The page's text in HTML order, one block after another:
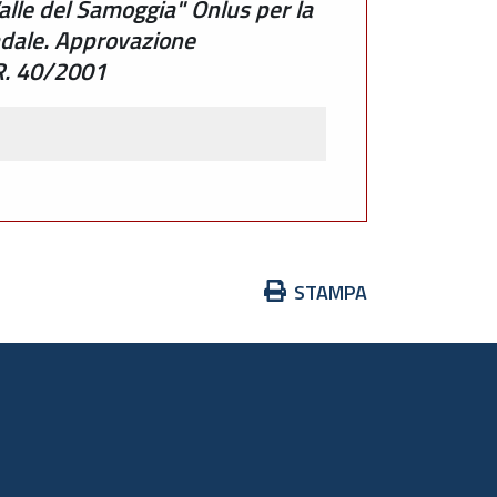
del Samoggia" Onlus per la
Approvazione
40/2001
Azioni
documento
STAMPA